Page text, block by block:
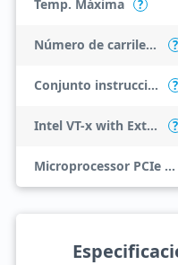
Temp. Máxima ?
Número de carriles PCI Express ?
Conjunto instrucciones ?
Intel VT-x with Extended Page Tables (EPT) ?
Microprocessor PCIe Revision